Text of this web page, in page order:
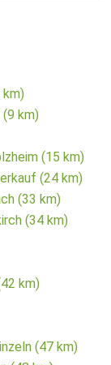
km)
(15 km)
(24 km)
(33 km)
(34 km)
km)
(47 km)